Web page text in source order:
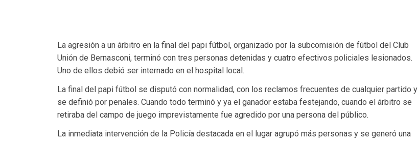
La agresión a un árbitro en la final del papi fútbol, organizado por la subcomisión de fútbol del Club
Unión de Bernasconi, terminó con tres personas detenidas y cuatro efectivos policiales lesionados.
Uno de ellos debió ser internado en el hospital local.
La final del papi fútbol se disputó con normalidad, con los reclamos frecuentes de cualquier partido y
se definió por penales. Cuando todo terminó y ya el ganador estaba festejando, cuando el árbitro se
retiraba del campo de juego imprevistamente fue agredido por una persona del público.
La inmediata intervención de la Policía destacada en el lugar agrupó más personas y se generó una